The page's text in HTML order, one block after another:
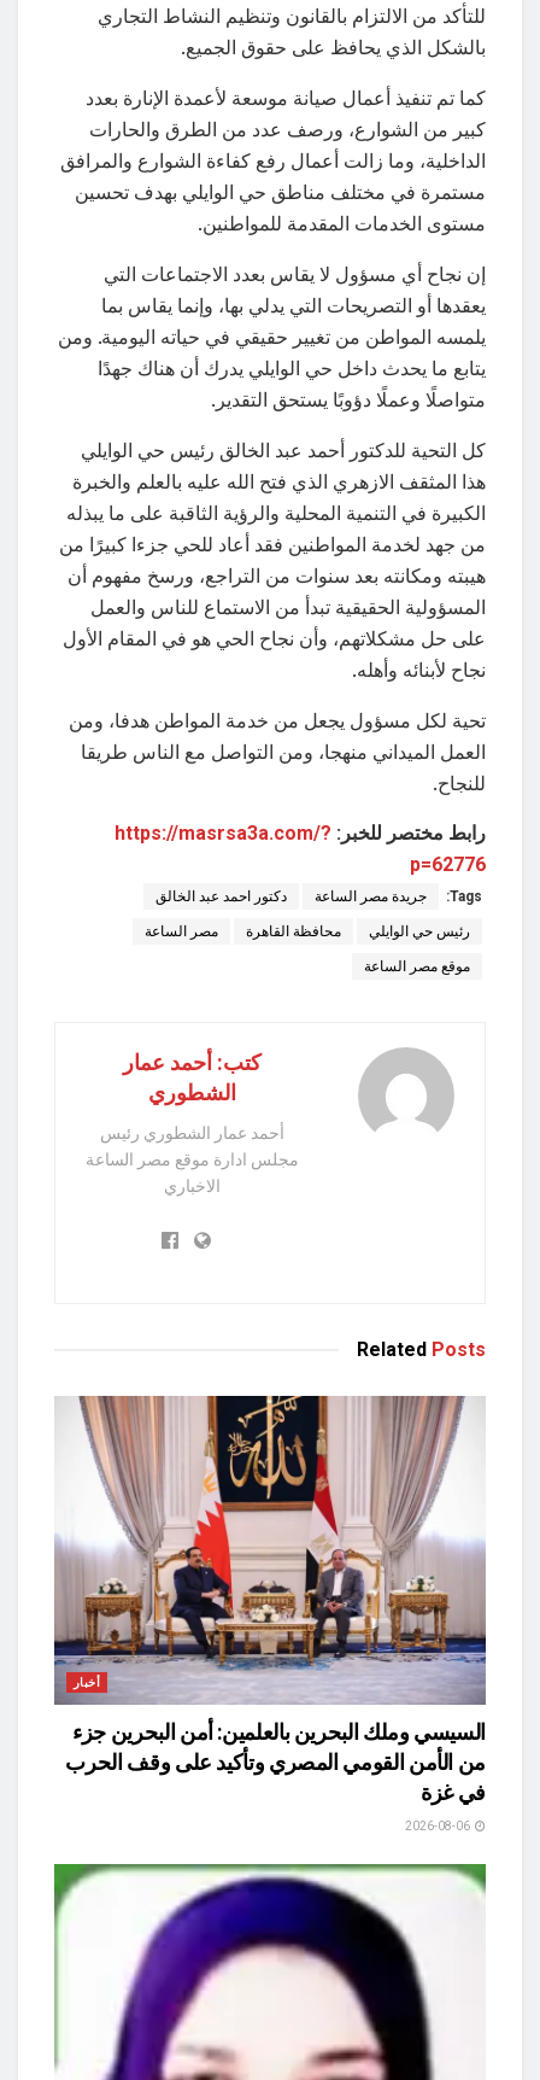
للتأكد من الالتزام بالقانون وتنظيم النشاط التجاري
بالشكل الذي يحافظ على حقوق الجميع.
كما تم تنفيذ أعمال صيانة موسعة لأعمدة الإنارة بعدد
كبير من الشوارع، ورصف عدد من الطرق والحارات
الداخلية، وما زالت أعمال رفع كفاءة الشوارع والمرافق
مستمرة في مختلف مناطق حي الوايلي بهدف تحسين
مستوى الخدمات المقدمة للمواطنين.
إن نجاح أي مسؤول لا يقاس بعدد الاجتماعات التي
يعقدها أو التصريحات التي يدلي بها، وإنما يقاس بما
يلمسه المواطن من تغيير حقيقي في حياته اليومية. ومن
يتابع ما يحدث داخل حي الوايلي يدرك أن هناك جهدًا
متواصلًا وعملًا دؤوبًا يستحق التقدير.
كل التحية للدكتور أحمد عبد الخالق رئيس حي الوايلي
هذا المثقف الازهري الذي فتح الله عليه بالعلم والخبرة
الكبيرة في التنمية المحلية والرؤية الثاقبة على ما يبذله
من جهد لخدمة المواطنين فقد أعاد للحي جزءا كبيرًا من
هيبته ومكانته بعد سنوات من التراجع، ورسخ مفهوم أن
المسؤولية الحقيقية تبدأ من الاستماع للناس والعمل
على حل مشكلاتهم، وأن نجاح الحي هو في المقام الأول
نجاح لأبنائه وأهله.
تحية لكل مسؤول يجعل من خدمة المواطن هدفا، ومن
العمل الميداني منهجا، ومن التواصل مع الناس طريقا
للنجاح.
رابط مختصر للخبر: https://masrsa3a.com/?
p=62776
Tags: جريدة مصر الساعة دكتور احمد عبد الخالق
رئيس حي الوايلي محافظة القاهرة مصر الساعة
موقع مصر الساعة
كتب: أحمد عمار
الشطوري
أحمد عمار الشطوري رئيس
مجلس ادارة موقع مصر الساعة
الاخباري
Related Posts
أخبار
السيسي وملك البحرين بالعلمين: أمن البحرين جزء
من الأمن القومي المصري وتأكيد على وقف الحرب
في غزة